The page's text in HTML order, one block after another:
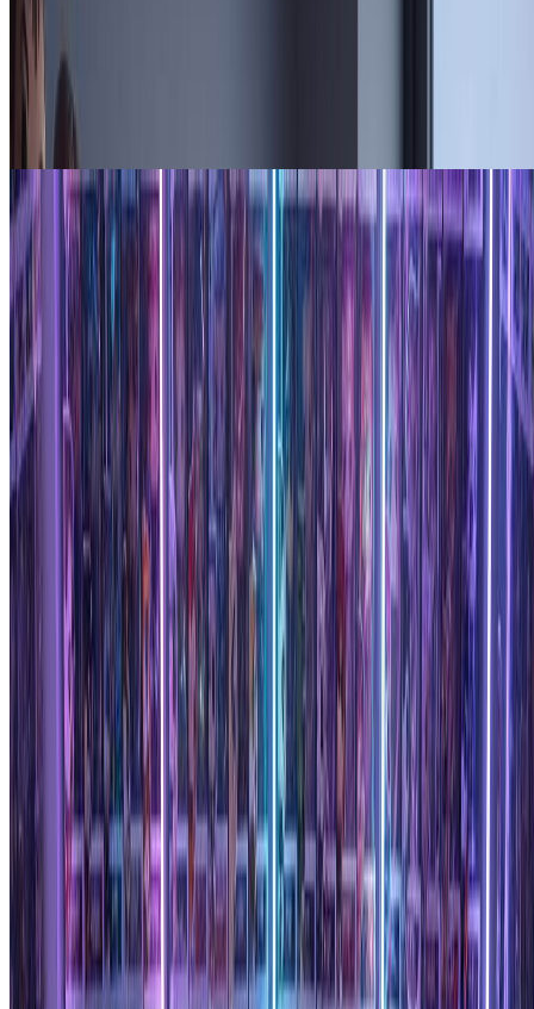
社交媒体和头像
和社交媒体用户喜欢使用我们的Funko Pop生成器创建引人注
游戏玩家和粉丝
游戏和粉丝社区
游戏团队和粉丝社区使用我们的Funko Pop生成器创建匹配的
团队头像和难忘的团队肖像。将您的队伍转换为收藏级Funko
Pop风格手办，用于直播、Discord和粉丝艺术。
开始使用Funko Pop生成器
如何创建您的Funko Pop手办
使用我们直观的Funko Pop生成器，通过三个简单步骤将任何
照片转换为可爱的Funko Pop风格手办。立即开始创建！
1
上传您的照片
上传您想要转换的人物的清晰照片。我们的Funko Pop生
成器在使用正面照片时效果最佳，能清楚地显示面部。
注册以获取Funko Pop生成器的免费积分。
2
选择您的Funko Pop风格
从9种独家风格中选择，包括经典款、金属款、镀铬款、
钻石款等。我们的Funko Pop生成器将应用所选表面处
理，同时保持您的独特特征并创建正宗的收藏外观。
3